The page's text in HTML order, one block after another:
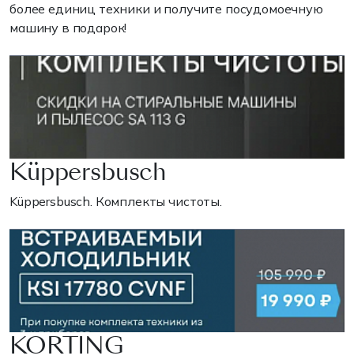
более единиц техники и получите посудомоечную
машину в подарок!
Küppersbusch
Küppersbusch. Комплекты чистоты.
KORTING